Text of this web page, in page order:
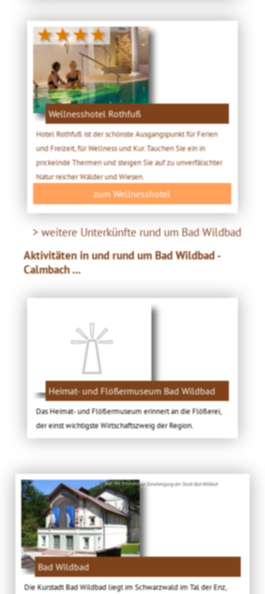
★★★★
Wellnesshotel Rothfuß
Hotel Rothfuß ist der schönste Ausgangspunkt für Ferien
und Freizeit, für Wellness und Kur. Tauchen Sie ein in
prickelnde Thermen und steigen Sie auf zu unverfälschter
Natur reicher Wälder und Wiesen.
zum Wellnesshotel
> weitere Unterkünfte rund um Bad Wildbad
Aktivitäten in und rund um Bad Wildbad -
Calmbach ...
Heimat- und Flößermuseum Bad Wildbad
Das Heimat- und Flößermuseum erinnert an die Flößerei,
der einst wichtigste Wirtschaftszweig der Region.
Bild: Mit freundlicher Genehmigung der Stadt Bad Wildbad
Bad Wildbad
Die Kurstadt Bad Wildbad liegt im Schwarzwald im Tal der Enz,